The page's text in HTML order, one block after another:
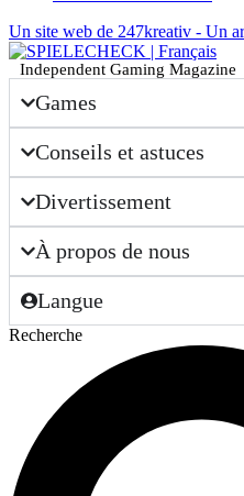
Un site web de 247kreativ - Un
Independent Gaming Magazine
Games
Conseils et astuces
Divertissement
À propos de nous
Langue
Recherche